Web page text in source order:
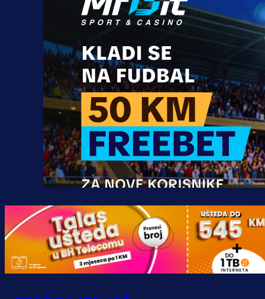
Promo vijesti
MrBit: Isprati kvalifikacije za
evropska takmičenja i preuzmi